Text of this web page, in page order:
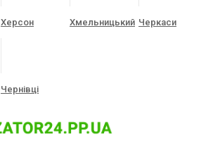
Херсон Хмельницький Черкаси
Чернівці